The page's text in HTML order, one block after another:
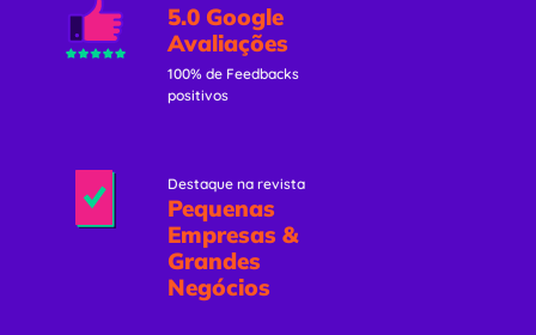
5.0 Google
Avaliações
100% de Feedbacks
positivos
Destaque na revista
Pequenas
Empresas &
Grandes
Negócios